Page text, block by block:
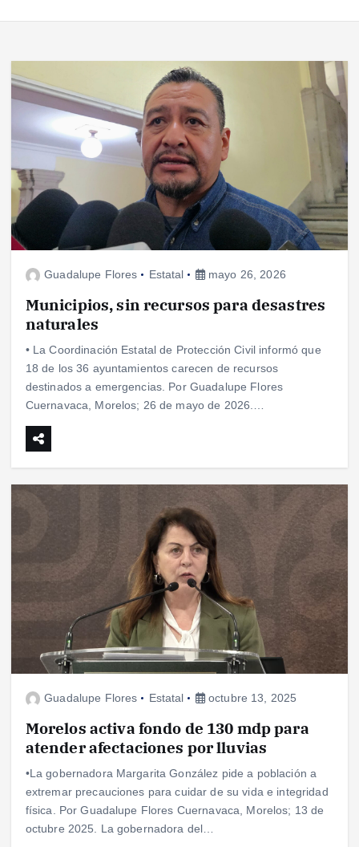
Guadalupe Flores Estatal mayo 26, 2026
Municipios, sin recursos para desastres
naturales
• La Coordinación Estatal de Protección Civil informó que
18 de los 36 ayuntamientos carecen de recursos
destinados a emergencias. Por Guadalupe Flores
Cuernavaca, Morelos; 26 de mayo de 2026.…
Guadalupe Flores Estatal octubre 13, 2025
Morelos activa fondo de 130 mdp para
atender afectaciones por lluvias
•La gobernadora Margarita González pide a población a
extremar precauciones para cuidar de su vida e integridad
física. Por Guadalupe Flores Cuernavaca, Morelos; 13 de
octubre 2025. La gobernadora del…